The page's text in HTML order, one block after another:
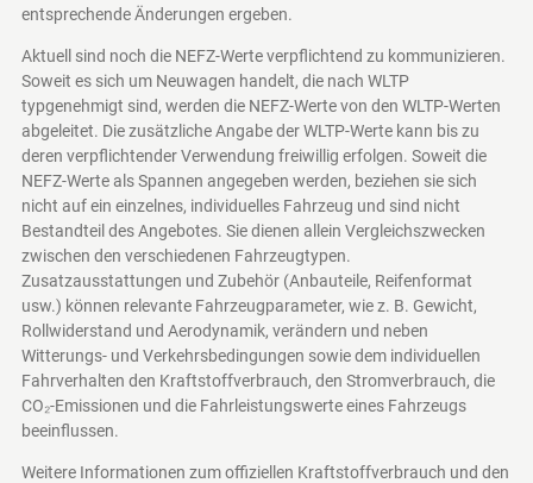
entsprechende Änderungen ergeben.
Aktuell sind noch die NEFZ-Werte verpflichtend zu kommunizieren.
Soweit es sich um Neuwagen handelt, die nach WLTP
typgenehmigt sind, werden die NEFZ-Werte von den WLTP-Werten
abgeleitet. Die zusätzliche Angabe der WLTP-Werte kann bis zu
deren verpflichtender Verwendung freiwillig erfolgen. Soweit die
NEFZ-Werte als Spannen angegeben werden, beziehen sie sich
nicht auf ein einzelnes, individuelles Fahrzeug und sind nicht
Bestandteil des Angebotes. Sie dienen allein Vergleichszwecken
zwischen den verschiedenen Fahrzeugtypen.
Zusatzausstattungen und Zubehör (Anbauteile, Reifenformat
usw.) können relevante Fahrzeugparameter, wie z. B. Gewicht,
Rollwiderstand und Aerodynamik, verändern und neben
Witterungs- und Verkehrsbedingungen sowie dem individuellen
Fahrverhalten den Kraftstoffverbrauch, den Stromverbrauch, die
CO₂-Emissionen und die Fahrleistungswerte eines Fahrzeugs
beeinflussen.
Weitere Informationen zum offiziellen Kraftstoffverbrauch und den